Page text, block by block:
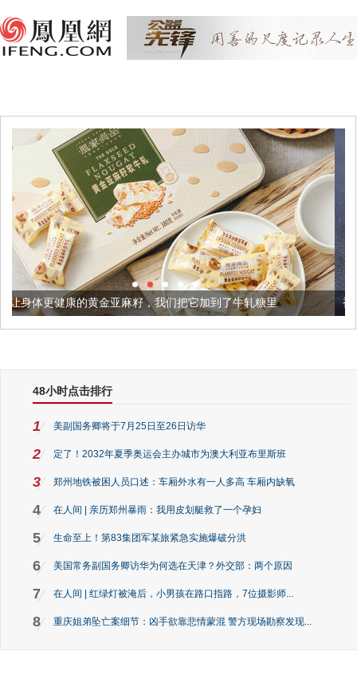
亚麻籽，我们把它加到了牛轧糖里 被列入佛家七宝的它到
48小时点击排行
1 美副国务卿将于7月25日至26日访华
2 定了！2032年夏季奥运会主办城市为澳大利亚布里斯班
3 郑州地铁被困人员口述：车厢外水有一人多高 车厢内缺氧
4 在人间 | 亲历郑州暴雨：我用皮划艇救了一个孕妇
5 生命至上！第83集团军某旅紧急实施爆破分洪
6 美国常务副国务卿访华为何选在天津？外交部：两个原因
7 在人间 | 红绿灯被淹后，小男孩在路口指路，7位摄影师...
8 重庆姐弟坠亡案细节：凶手欲靠悲情蒙混 警方现场勘察发现...